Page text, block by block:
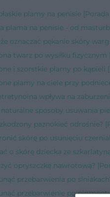
plamy na penisie
plama na penisie - od
oznaczać pękanie skóry
twarz po wysiłku fizycznym
i szorstkie plamy po kąpieli
plamy na ciele przy
wpływa na
naturalne sposoby usuwania
paznokieć odrośnie?
skórę po usunięciu
o skórę dziecka ze
opryszczkę nawrotową?
przebarwienia po
przebarwienie po